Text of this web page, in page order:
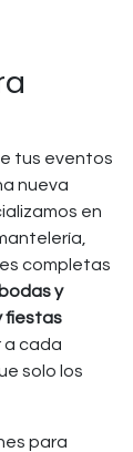
tus eventos
nueva
en
completas
y
fiestas
a cada
solo los
para